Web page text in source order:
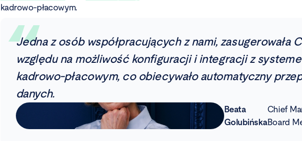
kadrowo-płacowym.
Jedna z osób współpracujących z nami, zasugerowała
względu na możliwość konfiguracji i integracji z
kadrowo-płacowym, co obiecywało automatyczny
danych.
Beata
Golubińska
Chief
Board